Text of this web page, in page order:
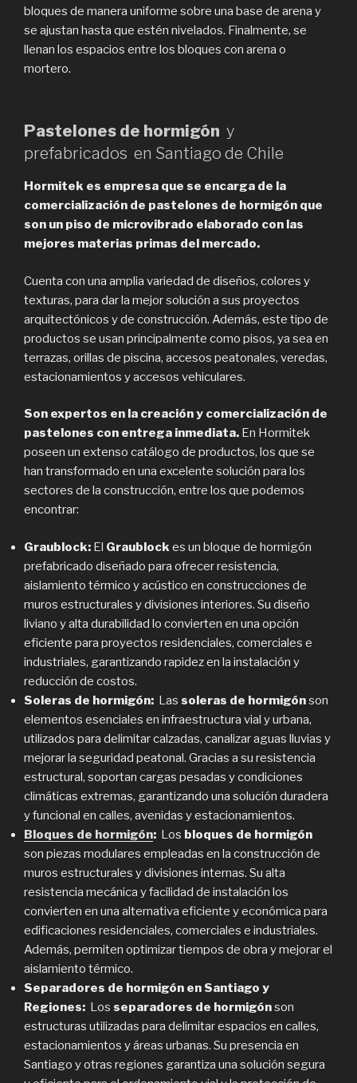
bloques de manera uniforme sobre una base de arena y
se ajustan hasta que estén nivelados. Finalmente, se
llenan los espacios entre los bloques con arena o
mortero.
Pastelones de hormigón y
prefabricados en Santiago de Chile
Hormitek es empresa que se encarga de la
comercialización de pastelones de hormigón que
son un piso de microvibrado elaborado con las
mejores materias primas del mercado.
Cuenta con una amplia variedad de diseños, colores y
texturas, para dar la mejor solución a sus proyectos
arquitectónicos y de construcción. Además, este tipo de
productos se usan principalmente como pisos, ya sea en
terrazas, orillas de piscina, accesos peatonales, veredas,
estacionamientos y accesos vehiculares.
Son expertos en la creación y comercialización de
pastelones con entrega inmediata. En Hormitek
poseen un extenso catálogo de productos, los que se
han transformado en una excelente solución para los
sectores de la construcción, entre los que podemos
encontrar:
Graublock: El Graublockes un bloque de hormigón
prefabricado diseñado para ofrecer resistencia,
aislamiento térmico y acústico en construcciones de
muros estructurales y divisiones interiores. Su diseño
liviano y alta durabilidad lo convierten en una opción
eficiente para proyectos residenciales, comerciales e
industriales, garantizando rapidez en la instalación y
reducción de costos.
Soleras de hormigón: Las soleras de hormigónson
elementos esenciales en infraestructura vial y urbana,
utilizados para delimitar calzadas, canalizar aguas lluvias y
mejorar la seguridad peatonal. Gracias a su resistencia
estructural, soportan cargas pesadas y condiciones
climáticas extremas, garantizando una solución duradera
y funcional en calles, avenidas y estacionamientos.
Bloques de hormigón: Los bloques de hormigón
son piezas modulares empleadas en la construcción de
muros estructurales y divisiones internas. Su alta
resistencia mecánica y facilidad de instalación los
convierten en una alternativa eficiente y económica para
edificaciones residenciales, comerciales e industriales.
Además, permiten optimizar tiempos de obra y mejorar el
aislamiento térmico.
Separadores de hormigón en Santiago y
Regiones: Los separadores de hormigónson
estructuras utilizadas para delimitar espacios en calles,
estacionamientos y áreas urbanas. Su presencia en
Santiago y otras regiones garantiza una solución segura